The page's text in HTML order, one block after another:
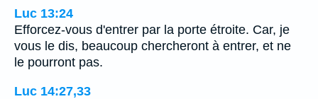
Luc 13:24
Efforcez-vous d'entrer par la porte étroite. Car, je
vous le dis, beaucoup chercheront à entrer, et ne
le pourront pas.
Luc 14:27,33